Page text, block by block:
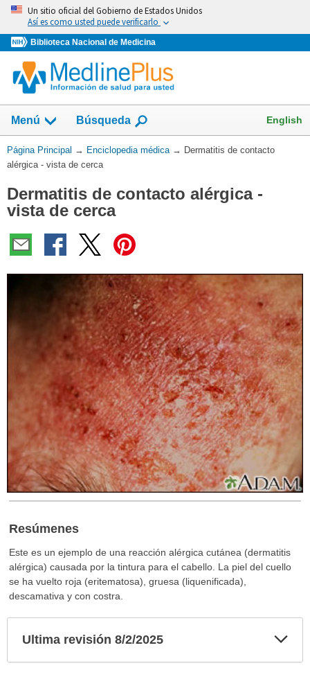
Omita
vaya
al
Contenido
Un sitio oficial del Gobierno de Estados Unidos
Así es como usted puede verificarlo
Biblioteca Nacional de Medicina
Menú Búsqueda English
Usted
está
Página Principal → Enciclopedia médica → Dermatitis de contacto
alérgica - vista de cerca
Dermatitis de contacto alérgica -
vista de cerca
Resúmenes
Este es un ejemplo de una reacción alérgica cutánea (dermatitis
alérgica) causada por la tintura para el cabello. La piel del cuello
se ha vuelto roja (eritematosa), gruesa (liquenificada),
descamativa y con costra.
Ultima revisión 8/2/2025